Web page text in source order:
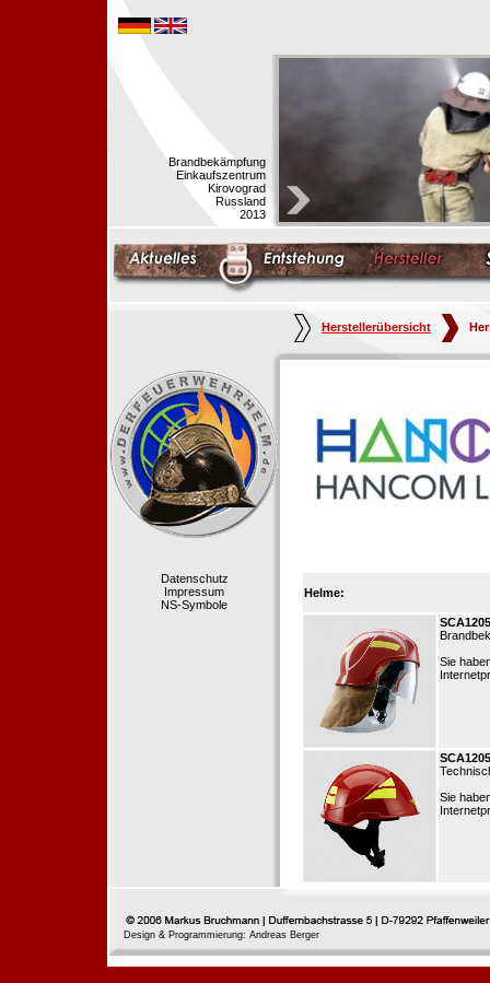
Brandbekämpfung
Einkaufszentrum
Kirovograd
Russland
2013
Herstellerübersicht
Datenschutz
Impressum
NS-Symbole
Helme:
Sie
Sie
Design & Programmierung: Andreas Berger